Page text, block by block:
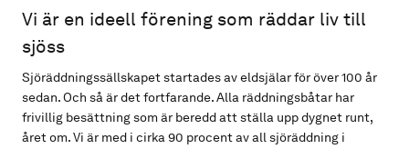
Vi är en ideell förening som räddar liv till
sjöss
Sjöräddningssällskapet startades av eldsjälar för över 100 år
sedan. Och så är det fortfarande. Alla räddningsbåtar har
frivillig besättning som är beredd att ställa upp dygnet runt,
året om. Vi är med i cirka 90 procent av all sjöräddning i